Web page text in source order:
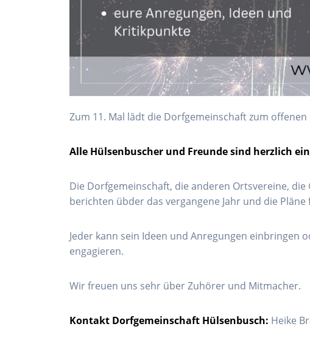
Zum 11. Mal lädt die Dorfgemeinschaft zum
Alle Hülsenbuscher und Freunde sind herzlich
Die Dorfgemeinschaft, die anderen Ortsvereine,
berichten übder das vergangene Jahr und die Pläne
Jeder kann sein Ideen und Anregungen einbringen
engagieren.
Wir freuen uns sehr über Zuhörer und Mitmacher.
Kontakt Dorfgemeinschaft Hülsenbusch: Heike